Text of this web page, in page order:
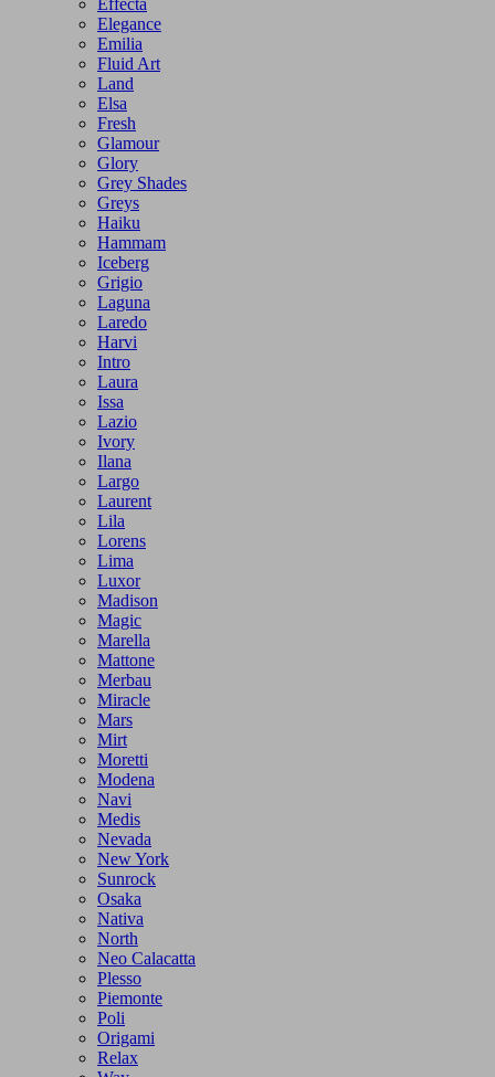
Elegance
Emilia
Fluid Art
Land
Elsa
Fresh
Glamour
Glory
Grey Shades
Greys
Haiku
Hammam
Iceberg
Grigio
Laguna
Laredo
Harvi
Intro
Laura
Issa
Lazio
Ivory
Ilana
Largo
Laurent
Lila
Lorens
Lima
Luxor
Madison
Magic
Marella
Mattone
Merbau
Miracle
Mars
Mirt
Moretti
Modena
Navi
Medis
Nevada
New York
Sunrock
Osaka
Nativa
North
Neo Calacatta
Plesso
Piemonte
Poli
Origami
Relax